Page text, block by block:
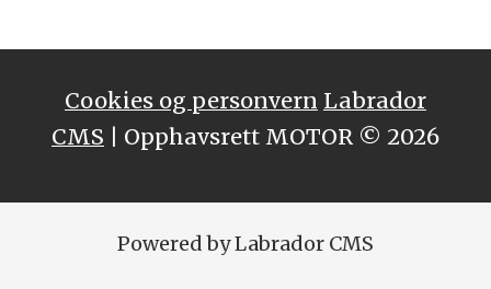
Cookies og personvern Labrador
CMS | Opphavsrett MOTOR © 2026
Powered by Labrador CMS